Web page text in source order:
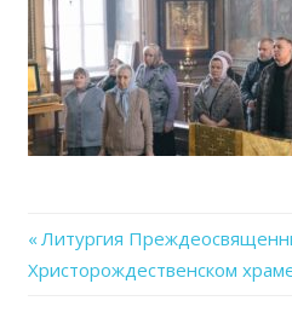
Навигация
Previous
Post:
Литургия
Христорождественском